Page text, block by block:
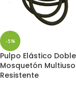
-5%
Pulpo Elástico Doble
Mosquetón
Resistente